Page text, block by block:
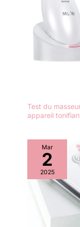
intelligente
de la peau et
d'inactivité pour
Rappel amical :
batterie est
Test du
appareil
Mar
2
2025